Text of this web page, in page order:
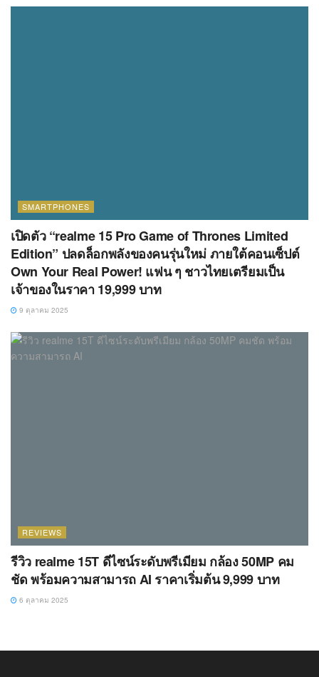
SMARTPHONES
เปิดตัว “realme 15 Pro Game of Thrones Limited
Edition” ปลดล็อกพลังของคนรุ่นใหม่ ภายใต้คอนเซ็ปต์
Own Your Real Power! แฟน ๆ ชาวไทยเตรียมเป็น
เจ้าของในราคา 19,999 บาท
9 ตุลาคม 2025
REVIEWS
รีวิว realme 15T ดีไซน์ระดับพรีเมียม กล้อง 50MP คม
ชัด พร้อมความสามารถ AI ราคาเริ่มต้น 9,999 บาท
6 ตุลาคม 2025